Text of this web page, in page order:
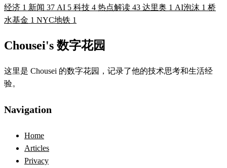
经济 1 新闻 37 AI 5 科技 4 热点解读 43 达里奥 1 AI泡沫 1 桥
水基金 1 NYC地铁 1
Chousei's 数字花园
这里是 Chousei 的数字花园，记录了他的技术思考和生活经
验。
Navigation
Home
Articles
Privacy